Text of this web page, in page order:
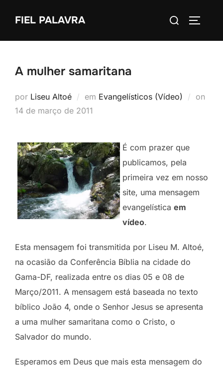
FIEL PALAVRA
Pesquisar
A mulher samaritana
por Liseu Altoé em Evangelísticos (Vídeo) on
14 de março de 2011
É com prazer que
publicamos, pela
primeira vez em nosso
site, uma mensagem
evangelística em
vídeo.
Esta mensagem foi transmitida por Liseu M. Altoé,
na ocasião da Conferência Bíblia na cidade do
Gama-DF, realizada entre os dias 05 e 08 de
Março/2011. A mensagem está baseada no texto
bíblico João 4, onde o Senhor Jesus se apresenta
a uma mulher samaritana como o Cristo, o
Salvador do mundo.
Esperamos em Deus que mais esta mensagem do